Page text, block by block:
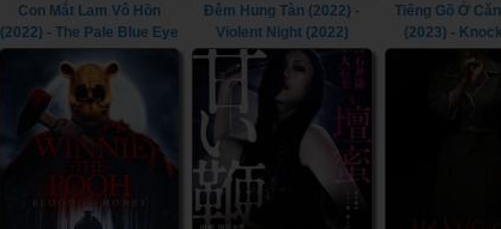
Con Mắt Lam Vô Hồn
(2022) - The Pale Blue Eye
Đêm Hung Tàn (2022) -
Violent Night (2022)
Tiếng Gõ Ở
(2023) -
Cabin